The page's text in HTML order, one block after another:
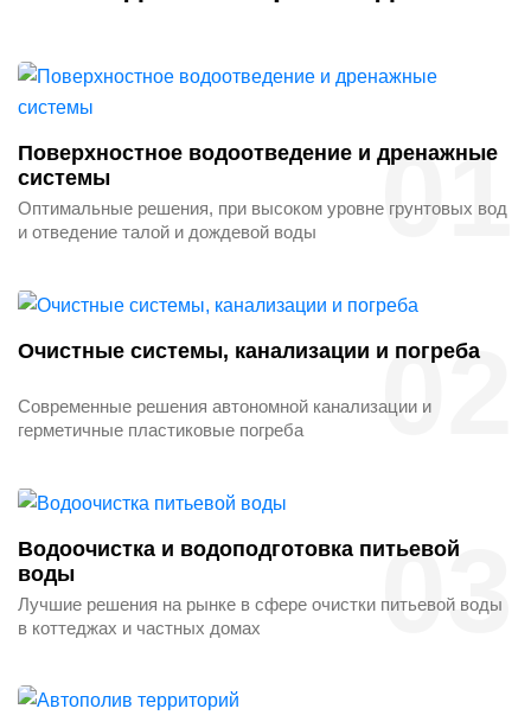
01
Поверхностное водоотведение и дренажные
системы
Оптимальные решения, при высоком уровне грунтовых вод
и отведение талой и дождевой воды
02
Очистные системы, канализации и погреба
Современные решения автономной канализации и
герметичные пластиковые погреба
03
Водоочистка и водоподготовка питьевой
воды
Лучшие решения на рынке в сфере очистки питьевой воды
в коттеджах и частных домах